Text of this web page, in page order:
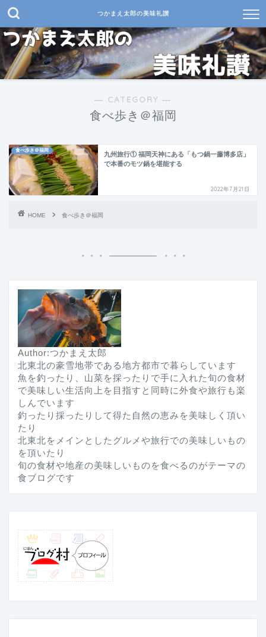
つかまえ太郎の美味礼讃
― CATEGORY ―
食べ歩き＠福岡
食べ歩き＠福岡
九州旅行① 福岡天神にある「もつ鍋一藤博多店」
で本番のモツ鍋を堪能する
2022年7月21日
HOME 食べ歩き＠福岡
Author:つかまえ太郎
北東北の豪雪地帯である地方都市で暮らしています
魚を釣ったり、山菜を採ったりで手に入れた旬の食材
で美味しい生活向上を目指すと同時に外食や旅行も楽
しんでいます
釣ったり採ったりして得た自然の恵みを美味しく頂い
たり
北東北をメインとしたグルメや旅行での美味しいもの
を頂いたり
旬の食材や地産の美味しいものを食べるのがテーマの
食ブログです